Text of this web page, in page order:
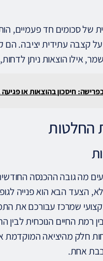
של סכומים חד פעמיים,
קצבה עתידית יציבה. הם
אילו הוצאות ניתן
חיסכון בהוצאות או
החלטות
מה גובה ההכנסה
הצעד הבא הוא פנייה
מקצועי שמרכז עבורכם את
רמת החיים הנוכחית
חלק מהיציאה המוקדמת
אחת.